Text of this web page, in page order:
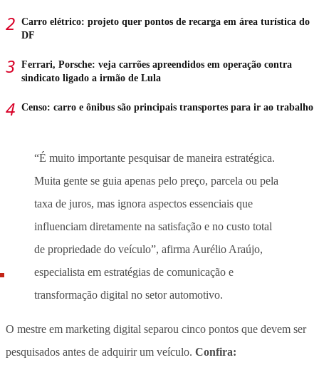
Carro elétrico: projeto quer pontos de recarga em área turística do
DF
Ferrari, Porsche: veja carrões apreendidos em operação contra
sindicato ligado a irmão de Lula
Censo: carro e ônibus são principais transportes para ir ao trabalho
“É muito importante pesquisar de maneira estratégica.
Muita gente se guia apenas pelo preço, parcela ou pela
taxa de juros, mas ignora aspectos essenciais que
influenciam diretamente na satisfação e no custo total
de propriedade do veículo”, afirma Aurélio Araújo,
especialista em estratégias de comunicação e
transformação digital no setor automotivo.
O mestre em marketing digital separou cinco pontos que devem ser
pesquisados antes de adquirir um veículo. Confira: